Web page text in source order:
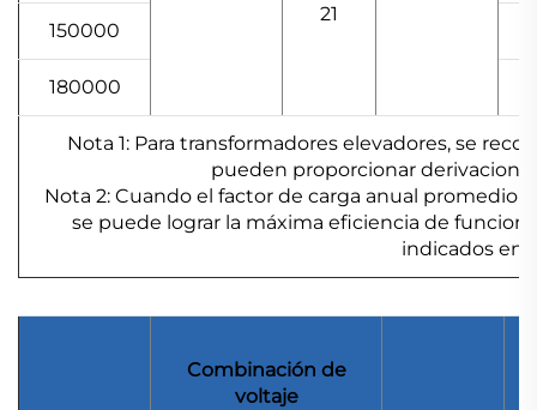
21
150000
180000
Nota 1: Para transformadores elevadores, se
pueden proporcionar
Nota 2: Cuando el factor de carga anual promedio
se puede lograr la máxima eficiencia de
indicados en
Combinación de
voltaje